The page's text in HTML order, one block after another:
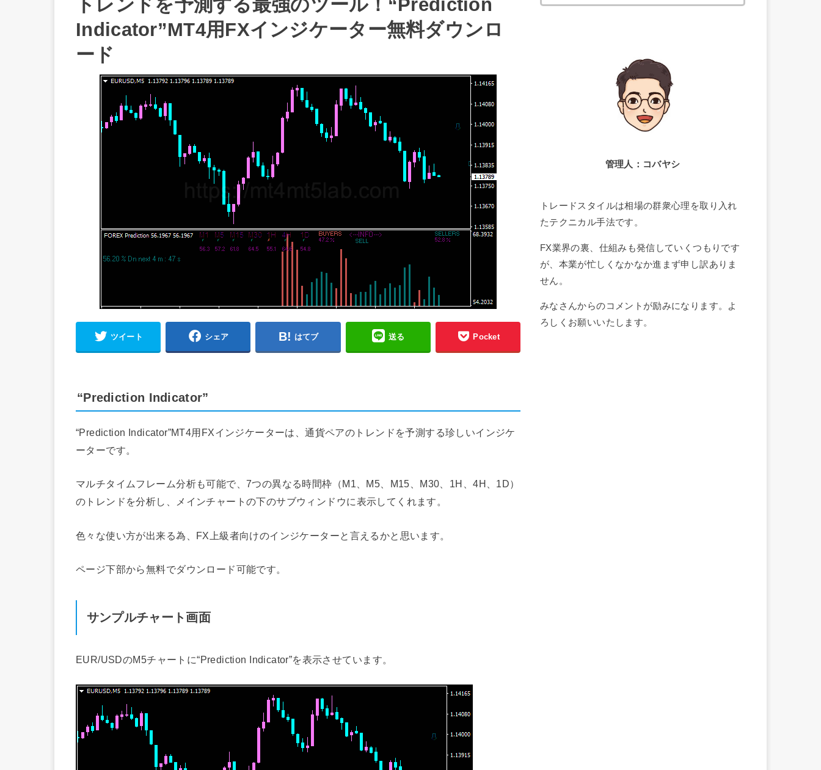
トレンドを予測する最強のツール！“Prediction
Indicator”MT4用FXインジケーター無料ダウンロ
ード
ツイート シェア はてブ 送る Pocket
“Prediction Indicator”
“Prediction Indicator”MT4用FXインジケーターは、通貨ペアのトレンドを予測する珍しいインジケ
ーターです。
マルチタイムフレーム分析も可能で、7つの異なる時間枠（M1、M5、M15、M30、1H、4H、1D）
のトレンドを分析し、メインチャートの下のサブウィンドウに表示してくれます。
色々な使い方が出来る為、FX上級者向けのインジケーターと言えるかと思います。
ページ下部から無料でダウンロード可能です。
サンプルチャート画面
EUR/USDのM5チャートに“Prediction Indicator”を表示させています。
索:
管理人：コバヤシ
トレードスタイルは相場の群衆心理を取り入れ
たテクニカル手法です。
FX業界の裏、仕組みも発信していくつもりです
が、本業が忙しくなかなか進まず申し訳ありま
せん。
みなさんからのコメントが励みになります。よ
ろしくお願いいたします。